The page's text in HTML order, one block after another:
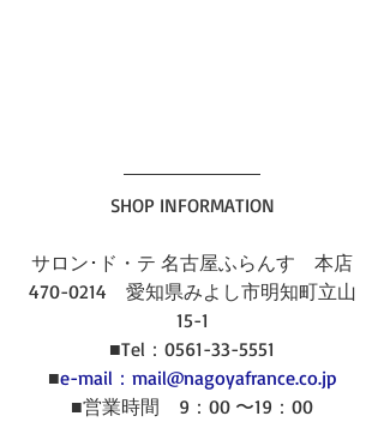
SHOP INFORMATION
サロン･ド・テ 名古屋ふらんす　本店
470-0214　愛知県みよし市明知町立山
15-1
■Tel：0561-33-5551
■e-mail：mail@nagoyafrance.co.jp
■営業時間　9：00 〜19：00